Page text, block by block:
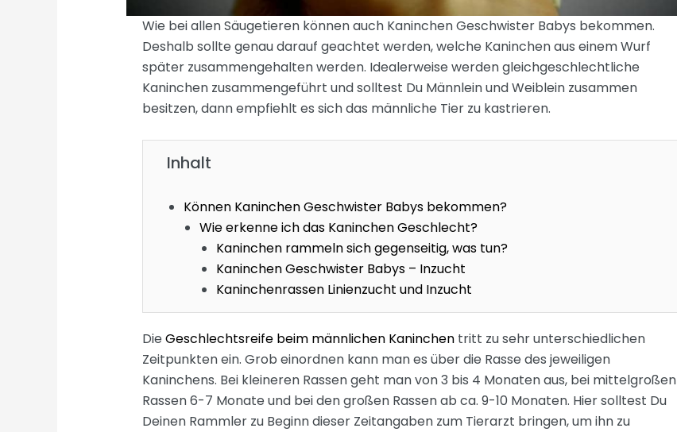
Wie bei allen Säugetieren können auch Kaninchen Geschwister Babys bekommen.
Deshalb sollte genau darauf geachtet werden, welche Kaninchen aus einem Wurf
später zusammengehalten werden. Idealerweise werden gleichgeschlechtliche
Kaninchen zusammengeführt und solltest Du Männlein und Weiblein zusammen
besitzen, dann empfiehlt es sich das männliche Tier zu kastrieren.
Inhalt
Können Kaninchen Geschwister Babys bekommen?
Wie erkenne ich das Kaninchen Geschlecht?
Kaninchen rammeln sich gegenseitig, was tun?
Kaninchen Geschwister Babys – Inzucht
Kaninchenrassen Linienzucht und Inzucht
Die Geschlechtsreife beim männlichen Kaninchentritt zu sehr unterschiedlichen
Zeitpunkten ein. Grob einordnen kann man es über die Rasse des jeweiligen
Kaninchens. Bei kleineren Rassen geht man von 3 bis 4 Monaten aus, bei mittelgroßen
Rassen 6-7 Monate und bei den großen Rassen ab ca. 9-10 Monaten. Hier solltest Du
Deinen Rammler zu Beginn dieser Zeitangaben zum Tierarzt bringen, um ihn zu